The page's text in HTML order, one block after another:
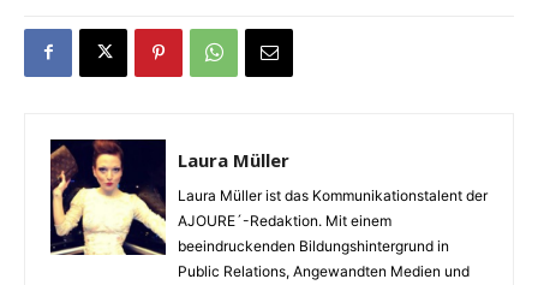
Laura Müller
Laura Müller ist das Kommunikationstalent der
AJOURE´-Redaktion. Mit einem
beeindruckenden Bildungshintergrund in
Public Relations, Angewandten Medien und